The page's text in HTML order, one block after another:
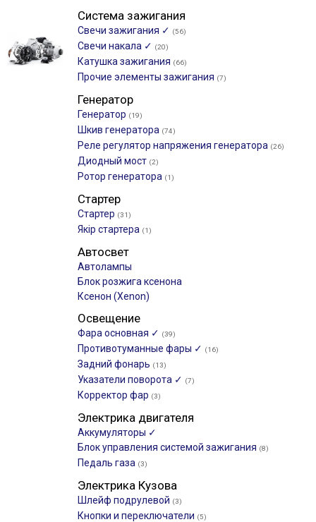
Система зажигания
Свечи зажигания ✓ (56)
Свечи накала ✓ (20)
Катушка зажигания (66)
Прочие элементы зажигания (7)
Генератор
Генератор (19)
Шкив генератора (74)
Реле регулятор напряжения генератора (26)
Диодный мост (2)
Ротор генератора (1)
Стартер
Стартер (31)
Якір стартера (1)
Автосвет
Автолампы
Блок розжига ксенона
Ксенон (Xenon)
Освещение
Фара основная ✓ (39)
Противотуманные фары ✓ (16)
Задний фонарь (13)
Указатели поворота ✓ (7)
Корректор фар (3)
Электрика двигателя
Аккумуляторы ✓
Блок управления системой зажигания (8)
Педаль газа (3)
Электрика Кузова
Шлейф подрулевой (3)
Кнопки и переключатели (5)